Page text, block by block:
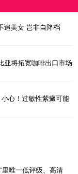
追美女 岂非自降档
亚将拓宽咖啡出口市场
心！过敏性紫癜可能
里唯一低评级、高清